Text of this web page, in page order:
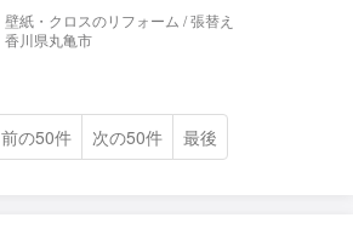
壁紙・クロスのリフォーム / 張替え
香川県丸亀市
前の50件 次の50件 最後